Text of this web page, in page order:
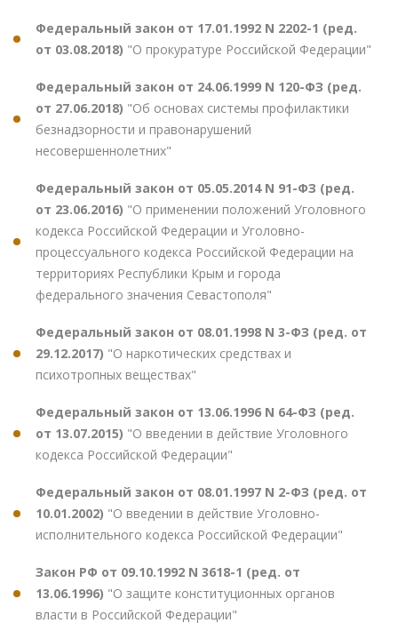
Федеральный закон от 17.01.1992 N 2202-1 (ред.
от 03.08.2018) "О прокуратуре Российской Федерации"
Федеральный закон от 24.06.1999 N 120-ФЗ (ред.
от 27.06.2018) "Об основах системы профилактики
безнадзорности и правонарушений
несовершеннолетних"
Федеральный закон от 05.05.2014 N 91-ФЗ (ред.
от 23.06.2016) "О применении положений Уголовного
кодекса Российской Федерации и Уголовно-
процессуального кодекса Российской Федерации на
территориях Республики Крым и города
федерального значения Севастополя"
Федеральный закон от 08.01.1998 N 3-ФЗ (ред. от
29.12.2017) "О наркотических средствах и
психотропных веществах"
Федеральный закон от 13.06.1996 N 64-ФЗ (ред.
от 13.07.2015) "О введении в действие Уголовного
кодекса Российской Федерации"
Федеральный закон от 08.01.1997 N 2-ФЗ (ред. от
10.01.2002) "О введении в действие Уголовно-
исполнительного кодекса Российской Федерации"
Закон РФ от 09.10.1992 N 3618-1 (ред. от
13.06.1996) "О защите конституционных органов
власти в Российской Федерации"